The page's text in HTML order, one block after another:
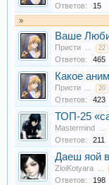
Ответов:
15
»
Ваше
Присти ... 22
Ответов: 465
Какое
Присти ... 20
Ответов: 423
ТОП-25
Mastermind ...
Ответов: 211
Даеш яой
ZloiKotyara ...
Ответов: 198